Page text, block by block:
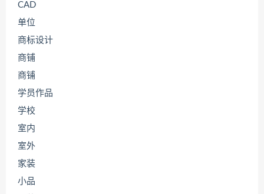
CAD
单位
商标设计
商铺
商铺
学员作品
学校
室内
室外
家装
小品